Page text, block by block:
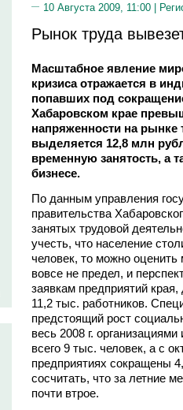
10 Августа 2009, 11:00 |
Рынок труда
Масштабное явление
кризиса отражается в
попавших под
Хабаровском крае
напряженности на рынке
выделяется 12,8 млн
временную занятость, а
бизнесе.
По данным управления
правительства
занятых трудовой
учесть, что население
человек, то можно
вовсе не предел, и
заявкам предприятий
11,2 тыс. работников.
предстоящий рост
весь 2008 г.
всего 9 тыс. человек, а с
предприятиях сокращены
сосчитать, что за летние
почти втрое.